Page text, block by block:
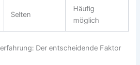
Selten
Häufig
möglich
Der entscheidende Faktor